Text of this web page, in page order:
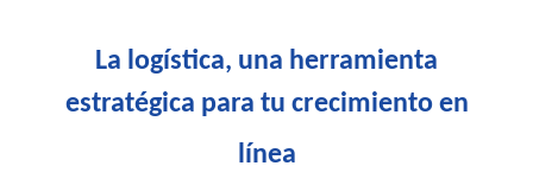
La logística, una herramienta
estratégica para tu crecimiento en
línea